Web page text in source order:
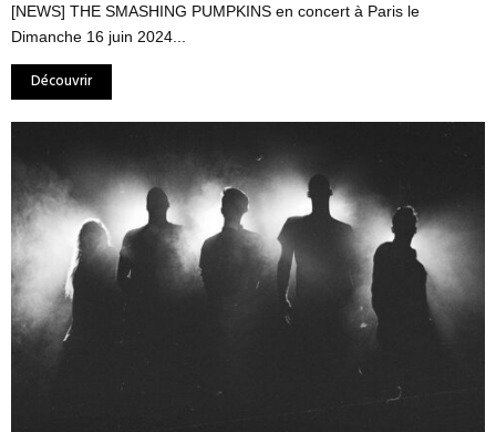
[NEWS] THE SMASHING PUMPKINS en concert à Paris le
Dimanche 16 juin 2024...
Découvrir